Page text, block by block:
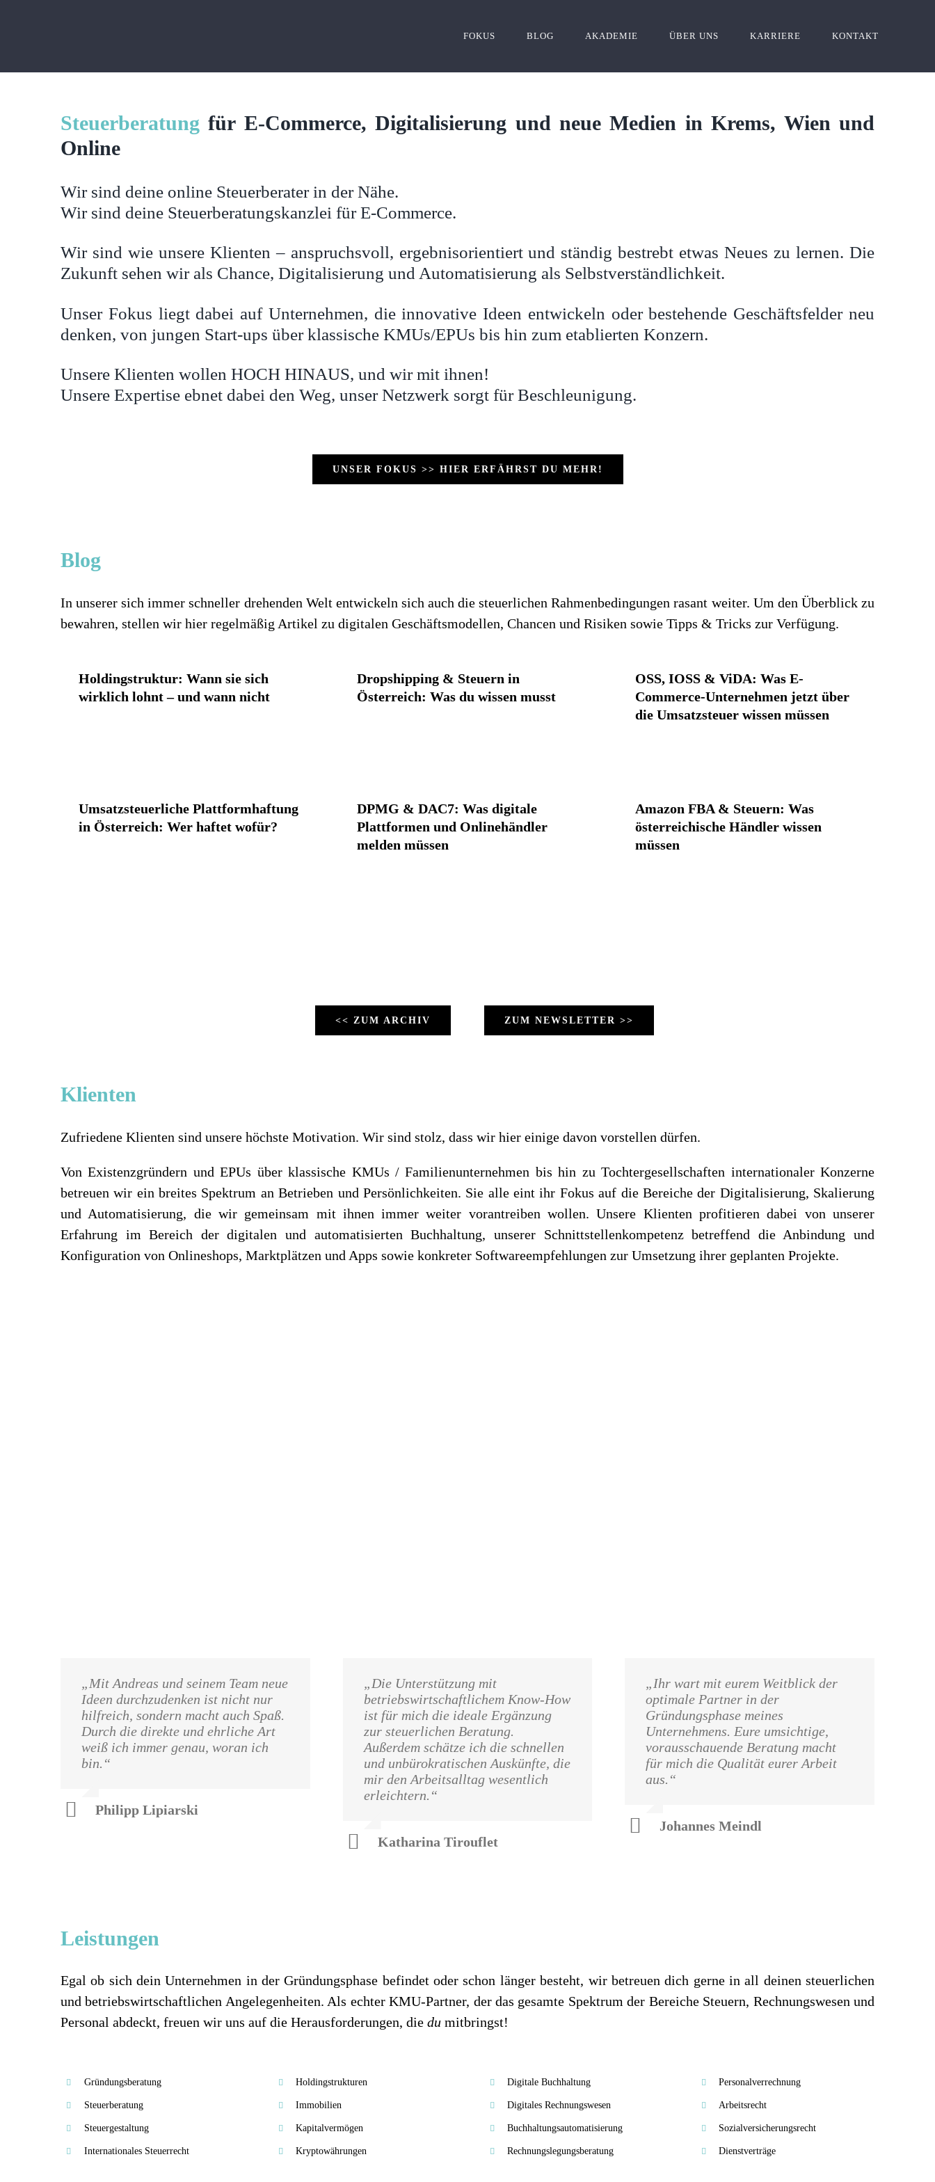
FOKUS BLOG AKADEMIE ÜBER UNS KARRIERE KONTAKT
Steuerberatungfür E-Commerce, Digitalisierung und neue Medien in Krems, Wien und
Online
Wir sind deine online Steuerberater in der Nähe.
Wir sind deine Steuerberatungskanzlei für E-Commerce.
Wir sind wie unsere Klienten – anspruchsvoll, ergebnisorientiert und ständig bestrebt etwas Neues zu lernen. Die
Zukunft sehen wir als Chance, Digitalisierung und Automatisierung als Selbstverständlichkeit.
Unser Fokus liegt dabei auf Unternehmen, die innovative Ideen entwickeln oder bestehende Geschäftsfelder neu
denken, von jungen Start-ups über klassische KMUs/EPUs bis hin zum etablierten Konzern.
Unsere Klienten wollen HOCH HINAUS, und wir mit ihnen!
Unsere Expertise ebnet dabei den Weg, unser Netzwerk sorgt für Beschleunigung.
UNSER FOKUS >> HIER ERFÄHRST DU MEHR!
Blog
In unserer sich immer schneller drehenden Welt entwickeln sich auch die steuerlichen Rahmenbedingungen rasant weiter. Um den Überblick zu
bewahren, stellen wir hier regelmäßig Artikel zu digitalen Geschäftsmodellen, Chancen und Risiken sowie Tipps & Tricks zur Verfügung.
Holdingstruktur: Wann sie sich
wirklich lohnt – und wann nicht
Dropshipping & Steuern in
Österreich: Was du wissen musst
OSS, IOSS & ViDA: Was E-
Commerce-Unternehmen jetzt über
die Umsatzsteuer wissen müssen
Umsatzsteuerliche Plattformhaftung
in Österreich: Wer haftet wofür?
DPMG & DAC7: Was digitale
Plattformen und Onlinehändler
melden müssen
Amazon FBA & Steuern: Was
österreichische Händler wissen
müssen
<< ZUM ARCHIV ZUM NEWSLETTER >>
Klienten
Zufriedene Klienten sind unsere höchste Motivation. Wir sind stolz, dass wir hier einige davon vorstellen dürfen.
Von Existenzgründern und EPUs über klassische KMUs / Familienunternehmen bis hin zu Tochtergesellschaften internationaler Konzerne
betreuen wir ein breites Spektrum an Betrieben und Persönlichkeiten. Sie alle eint ihr Fokus auf die Bereiche der Digitalisierung, Skalierung
und Automatisierung, die wir gemeinsam mit ihnen immer weiter vorantreiben wollen. Unsere Klienten profitieren dabei von unserer
Erfahrung im Bereich der digitalen und automatisierten Buchhaltung, unserer Schnittstellenkompetenz betreffend die Anbindung und
Konfiguration von Onlineshops, Marktplätzen und Apps sowie konkreter Softwareempfehlungen zur Umsetzung ihrer geplanten Projekte.
„Mit Andreas und seinem Team neue
Ideen durchzudenken ist nicht nur
hilfreich, sondern macht auch Spaß.
Durch die direkte und ehrliche Art
weiß ich immer genau, woran ich
bin.“
Philipp Lipiarski
„Die Unterstützung mit
betriebswirtschaftlichem Know-How
ist für mich die ideale Ergänzung
zur steuerlichen Beratung.
Außerdem schätze ich die schnellen
und unbürokratischen Auskünfte, die
mir den Arbeitsalltag wesentlich
erleichtern.“
Katharina Tirouflet
„Ihr wart mit eurem Weitblick der
optimale Partner in der
Gründungsphase meines
Unternehmens. Eure umsichtige,
vorausschauende Beratung macht
für mich die Qualität eurer Arbeit
aus.“
Johannes Meindl
Leistungen
Egal ob sich dein Unternehmen in der Gründungsphase befindet oder schon länger besteht, wir betreuen dich gerne in all deinen steuerlichen
und betriebswirtschaftlichen Angelegenheiten. Als echter KMU-Partner, der das gesamte Spektrum der Bereiche Steuern, Rechnungswesen und
Personal abdeckt, freuen wir uns auf die Herausforderungen, die du mitbringst!
Gründungsberatung
Steuerberatung
Steuergestaltung
Internationales Steuerrecht
Holdingstrukturen
Immobilien
Kapitalvermögen
Kryptowährungen
Digitale Buchhaltung
Digitales Rechnungswesen
Buchhaltungsautomatisierung
Rechnungslegungsberatung
Personalverrechnung
Arbeitsrecht
Sozialversicherungsrecht
Dienstverträge